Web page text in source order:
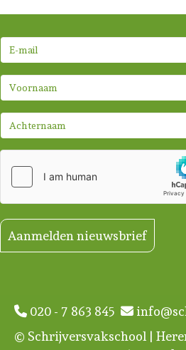
Aanmelden nieuwsbrief
020 - 7 863 845
© Schrijversvakschool |